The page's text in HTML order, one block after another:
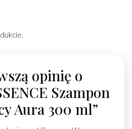
opinię o
Szampon
Aura 300 ml”